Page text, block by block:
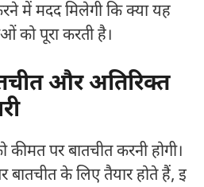
में मदद मिलेगी कि क्या यह
पूरा करती है।
और अतिरिक्त
पर बातचीत करनी होगी।
बातचीत के लिए तैयार होते हैं, इ